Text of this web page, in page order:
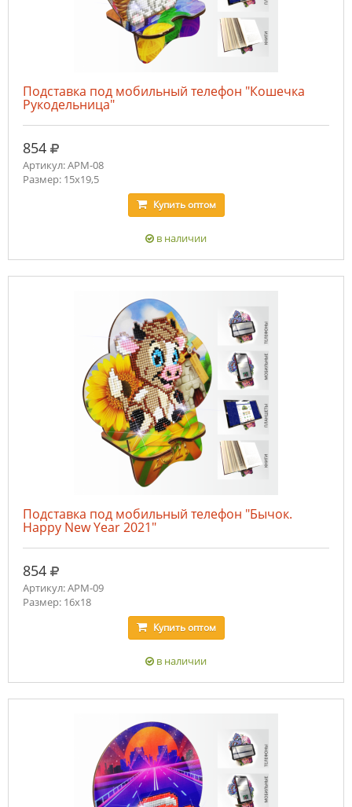
Подставка под мобильный телефон "Кошечка
Рукодельница"
854 руб.
Артикул: APM-08
Размер: 15х19,5
Купитьоптом
в наличии
Подставка под мобильный телефон "Бычок.
Happy New Year 2021"
854 руб.
Артикул: APM-09
Размер: 16х18
Купитьоптом
в наличии